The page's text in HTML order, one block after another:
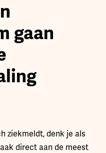
gaan
ziekmeldt, denk je als
direct aan de meest